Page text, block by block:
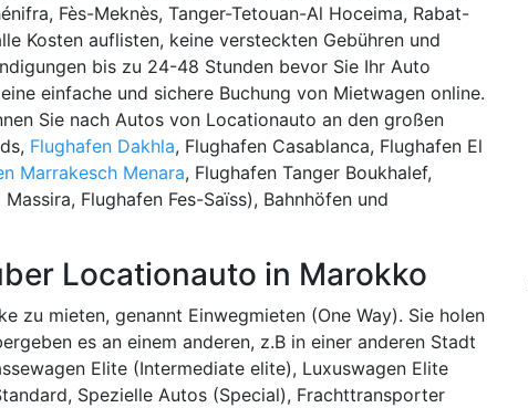
Fès-Meknès, Tanger-Tetouan-Al Hoceima, Rabat-
Kosten auflisten, keine versteckten Gebühren und
bis zu 24-48 Stunden bevor Sie Ihr Auto
einfache und sichere Buchung von Mietwagen online.
Sie nach Autos von Locationauto an den großen
Flughafen Dakhla, Flughafen Casablanca, Flughafen El
Marrakesch Menara, Flughafen Tanger Boukhalef,
Flughafen Fes-Saïss), Bahnhöfen und
Locationauto in Marokko
zu mieten, genannt Einwegmieten (One Way). Sie holen
es an einem anderen, z.B in einer anderen Stadt
Elite (Intermediate elite), Luxuswagen Elite
Spezielle Autos (Special), Frachttransporter